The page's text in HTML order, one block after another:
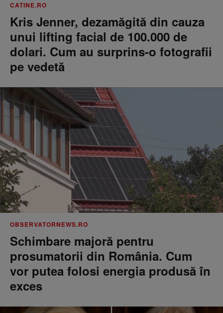
CATINE.RO
Kris Jenner, dezamăgită din cauza
unui lifting facial de 100.000 de
dolari. Cum au surprins-o fotografii
pe vedetă
OBSERVATORNEWS.RO
Schimbare majoră pentru
prosumatorii din România. Cum
vor putea folosi energia produsă în
exces